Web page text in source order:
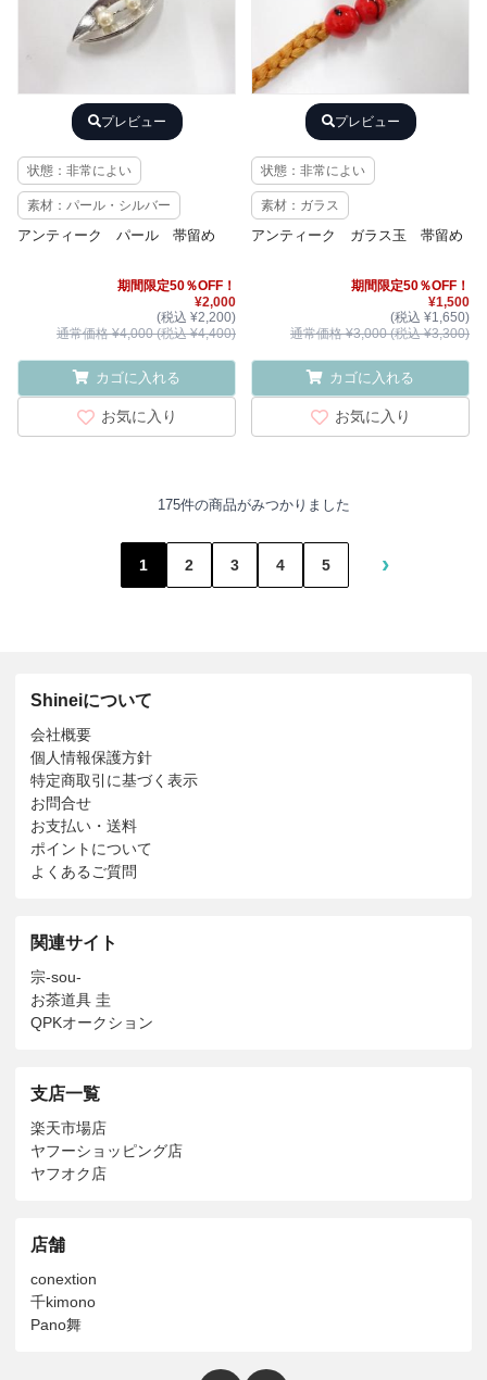
プレビュー
状態：非常によい
素材：パール・シルバー
アンティーク パール 帯留め
期間限定50％OFF！
¥2,000
(税込 ¥2,200)
通常価格 ¥4,000 (税込 ¥4,400)
カゴに入れる
お気に入り
プレビュー
状態：非常によい
素材：ガラス
アンティーク ガラス玉 帯留め
期間限定50％OFF！
¥1,500
(税込 ¥1,650)
通常価格 ¥3,000 (税込 ¥3,300)
カゴに入れる
お気に入り
175件の商品がみつかりました
1 2 3 4 5 ›
Shineiについて
会社概要
個人情報保護方針
特定商取引に基づく表示
お問合せ
お支払い・送料
ポイントについて
よくあるご質問
関連サイト
宗-sou-
お茶道具 圭
QPKオークション
支店一覧
楽天市場店
ヤフーショッピング店
ヤフオク店
店舗
conextion
千kimono
Pano舞